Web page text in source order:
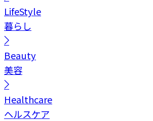
LifeStyle
暮らし
Beauty
美容
Healthcare
ヘルスケア